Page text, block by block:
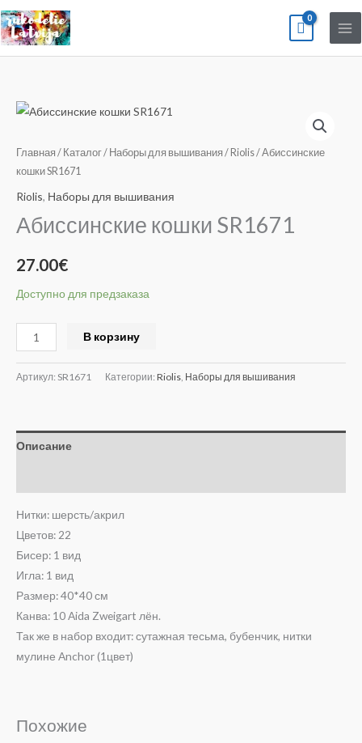
Перейти
к
содержимому
Главная / Каталог/ Наборы для вышивания / Riolis/ Абиссинские
кошки SR1671
Riolis, Наборы для вышивания
Абиссинские кошки SR1671
27.00€
Доступно для предзаказа
Количество
Абиссинские
кошки
SR1671
В корзину
Артикул: SR1671 Категории: Riolis Наборы для вышивания
Описание
Нитки: шерсть/акрил
Цветов: 22
Бисер: 1 вид
Игла: 1 вид
Размер: 40*40 см
Канва: 10 Aida Zweigart лён.
Так же в набор входит: сутажная тесьма, бубенчик, нитки
мулине Anchor (1цвет)
Похожие